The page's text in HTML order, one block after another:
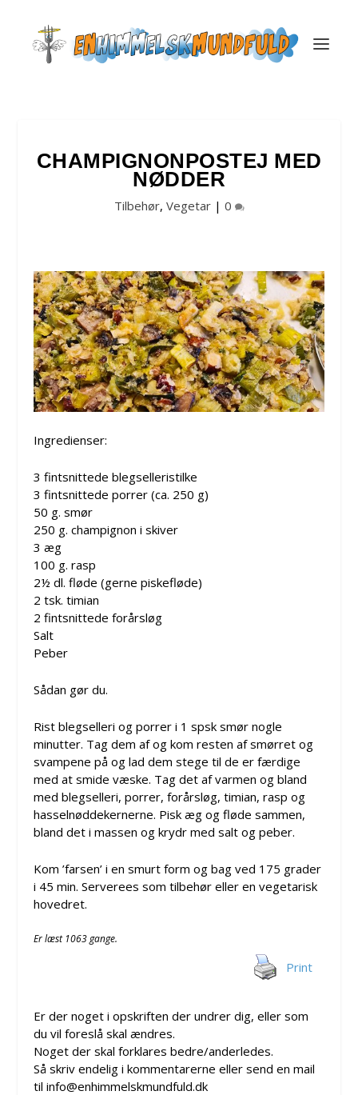
CHAMPIGNONPOSTEJ MED
NØDDER
Tilbehør, Vegetar| 0
Ingredienser:
3 fintsnittede blegselleristilke
3 fintsnittede porrer (ca. 250 g)
50 g. smør
250 g. champignon i skiver
3 æg
100 g. rasp
2½ dl. fløde (gerne piskefløde)
2 tsk. timian
2 fintsnittede forårsløg
Salt
Peber
Sådan gør du.
Rist blegselleri og porrer i 1 spsk smør nogle
minutter. Tag dem af og kom resten af smørret og
svampene på og lad dem stege til de er færdige
med at smide væske. Tag det af varmen og bland
med blegselleri, porrer, forårsløg, timian, rasp og
hasselnøddekernerne. Pisk æg og fløde sammen,
bland det i massen og krydr med salt og peber.
Kom ’farsen’ i en smurt form og bag ved 175 grader
i 45 min. Serverees som tilbehør eller en vegetarisk
hovedret.
Er læst 1063 gange.
Print
Er der noget i opskriften der undrer dig, eller som
du vil foreslå skal ændres.
Noget der skal forklares bedre/anderledes.
Så skriv endelig i kommentarerne eller send en mail
til info@enhimmelskmundfuld.dk